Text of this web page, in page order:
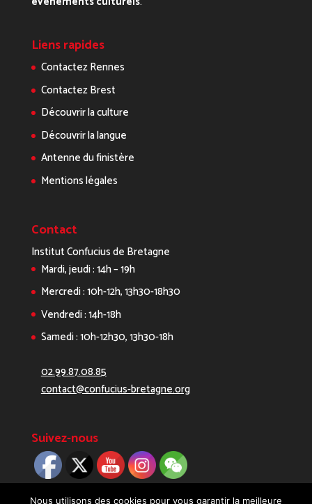
Liens rapides
Contactez Rennes
Contactez Brest
Découvrir la culture
Découvrir la langue
Antenne du finistère
Mentions légales
Contact
Institut Confucius de Bretagne
Mardi, jeudi : 14h – 19h
Mercredi : 10h-12h, 13h30-18h30
Vendredi : 14h-18h
Samedi : 10h-12h30, 13h30-18h
02.99.87.08.85
contact@confucius-bretagne.org
Suivez-nous
Nous utilisons des cookies pour vous garantir la meilleure